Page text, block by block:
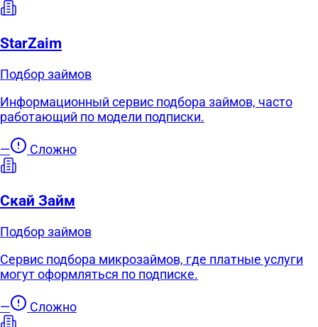
StarZaim
Подбор займов
Информационный сервис подбора займов, часто
работающий по модели подписки.
— Сложно
Скай Займ
Подбор займов
Сервис подбора микрозаймов, где платные услуги
могут оформляться по подписке.
— Сложно